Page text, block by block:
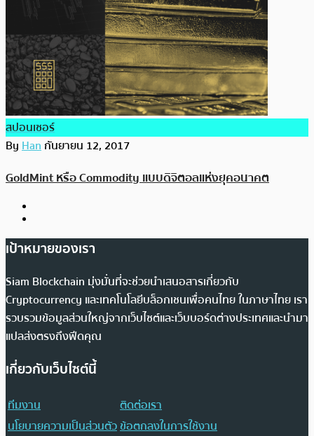
สปอนเซอร์
ByHanกันยายน 12, 2017
GoldMint หรือ Commodity แบบดิจิตอลแห่งยุคอนาคต
เป้าหมายของเรา
Siam Blockchain มุ่งมั่นที่จะช่วยนำเสนอสารเกี่ยวกับ
Cryptocurrency และเทคโนโลยีบล็อกเชนเพื่อคนไทย ในภาษาไทย เรา
รวบรวมข้อมูลส่วนใหญ่จากเว็บไซต์และเว็บบอร์ดต่างประเทศและนำมา
แปลส่งตรงถึงฟีดคุณ
เกี่ยวกับเว็บไซต์นี้
ทีมงาน
ติดต่อเรา
นโยบายความเป็นส่วนตัวข้อตกลงในการใช้งาน